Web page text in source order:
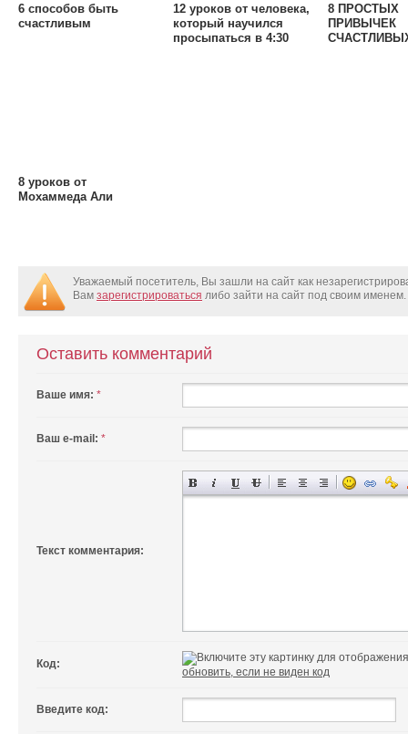
6 способов быть
счастливым
12 уроков от человека,
который научился
просыпаться в 4:30
8 ПРОСТЫХ
ПРИВЫЧЕК
8 уроков от
Мохаммеда Али
Уважаемый посетитель, Вы зашли на сайт как
Вам зарегистрироваться либо зайти на сайт под своим именем.
Оставить комментарий
Ваше имя: *
Ваш e-mail: *
Текст комментария:
Код:
обновить, если не виден код
Введите код: